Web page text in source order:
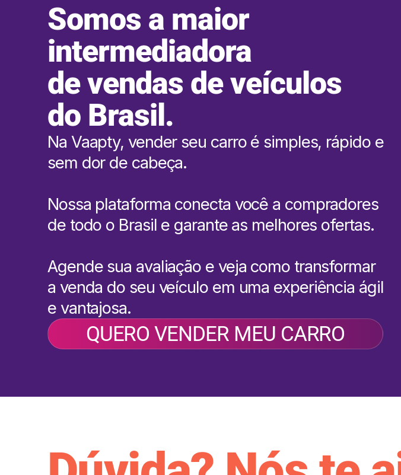
Somos a maior
intermediadora
de vendas de veículos
do Brasil.
Na Vaapty, vender seu carro é simples, rápido e
sem dor de cabeça.
Nossa plataforma conecta você a compradores
de todo o Brasil e garante as melhores ofertas.
Agende sua avaliação e veja como transformar
a venda do seu veículo em uma experiência ágil
e vantajosa.
QUERO VENDER MEU CARRO